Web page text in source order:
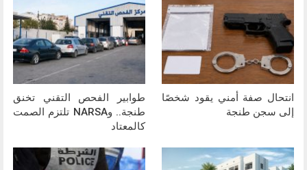
انتحال صفة أمني يقود شخصًا
إلى سجن طنجة
طوابير الفحص التقني تخنق
طنجة.. وNARSA تلتزم الصمت
كالمعتاد